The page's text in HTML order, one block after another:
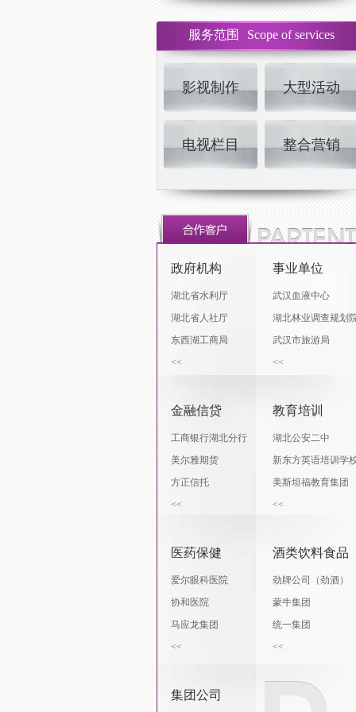
服务范围 Scope of services
影视制作 大型活动
电视栏目 整合营销
政府机构
湖北省水利厅
湖北省人社厅
东西湖工商局
<<
事业单位
武汉血液中心
湖北林业调查规划
武汉市旅游局
<<
金融信贷
工商银行湖北分行
美尔雅期货
方正信托
<<
教育培训
湖北公安二中
新东方英语培训学
美斯坦福教育集团
<<
医药保健
爱尔眼科医院
协和医院
马应龙集团
<<
酒类饮料食品
劲牌公司（劲酒）
蒙牛集团
统一集团
<<
集团公司